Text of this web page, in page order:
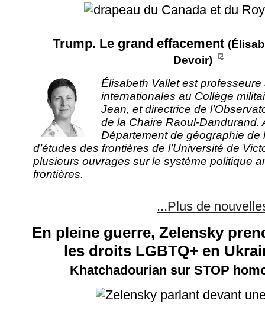
Trump. Le grand effacement
Devoir) __
Élisabeth Vallet est
internationales au Collège
Jean, et directrice de
de la Chaire Raoul-Dandurand.
Département de géographie de
d’études des frontières de l’Université de
plusieurs ouvrages sur le système politique
frontières.
...Plus de
En pleine guerre, Zelensky
les droits LGBTQ+ en
Khatchadourian sur STOP